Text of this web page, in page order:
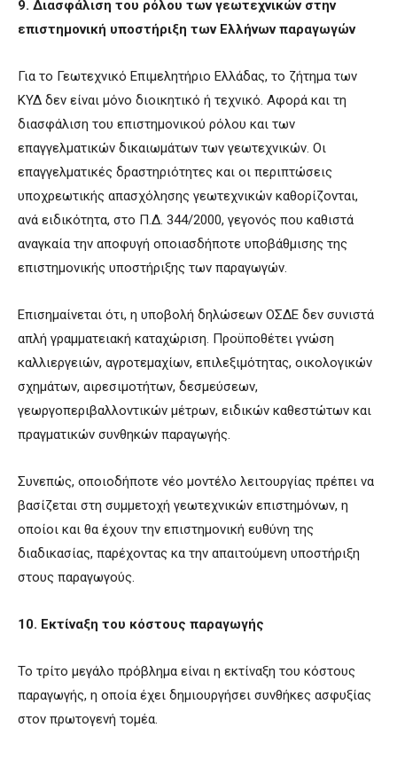
9. Διασφάλιση του ρόλου των γεωτεχνικών στην
επιστημονική υποστήριξη των Ελλήνων παραγωγών
Για το Γεωτεχνικό Επιμελητήριο Ελλάδας, το ζήτημα των
ΚΥΔ δεν είναι μόνο διοικητικό ή τεχνικό. Αφορά και τη
διασφάλιση του επιστημονικού ρόλου και των
επαγγελματικών δικαιωμάτων των γεωτεχνικών. Οι
επαγγελματικές δραστηριότητες και οι περιπτώσεις
υποχρεωτικής απασχόλησης γεωτεχνικών καθορίζονται,
ανά ειδικότητα, στο Π.Δ. 344/2000, γεγονός που καθιστά
αναγκαία την αποφυγή οποιασδήποτε υποβάθμισης της
επιστημονικής υποστήριξης των παραγωγών.
Επισημαίνεται ότι, η υποβολή δηλώσεων ΟΣΔΕ δεν συνιστά
απλή γραμματειακή καταχώριση. Προϋποθέτει γνώση
καλλιεργειών, αγροτεμαχίων, επιλεξιμότητας, οικολογικών
σχημάτων, αιρεσιμοτήτων, δεσμεύσεων,
γεωργοπεριβαλλοντικών μέτρων, ειδικών καθεστώτων και
πραγματικών συνθηκών παραγωγής.
Συνεπώς, οποιοδήποτε νέο μοντέλο λειτουργίας πρέπει να
βασίζεται στη συμμετοχή γεωτεχνικών επιστημόνων, η
οποίοι και θα έχουν την επιστημονική ευθύνη της
διαδικασίας, παρέχοντας κα την απαιτούμενη υποστήριξη
στους παραγωγούς.
10. Εκτίναξη του κόστους παραγωγής
Το τρίτο μεγάλο πρόβλημα είναι η εκτίναξη του κόστους
παραγωγής, η οποία έχει δημιουργήσει συνθήκες ασφυξίας
στον πρωτογενή τομέα.